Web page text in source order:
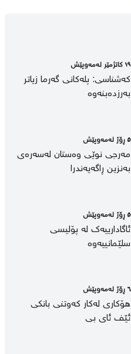
١٩ كاتژمێر لەمەوپێش
کەشناسی: پلەکانی گەرما زیاتر
بەرزدەبنەوە
٥ ڕۆژ لەمەوپێش
مەرجی نوێی وەستان لەسەرەی
بەنزین ڕاگەیەندرا
٥ ڕۆژ لەمەوپێش
ئاگادارییەک لە پۆلیسی
سلێمانییەوە
٦ ڕۆژ لەمەوپێش
هۆکاری لەکار کەوتنی بانکی
ئێف ئای بی